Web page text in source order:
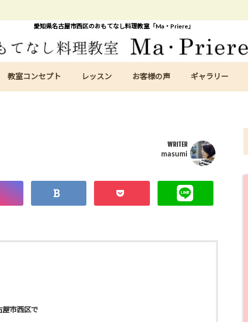
愛知県名古屋市西区のおもてなし料理教室「Ma・Priere」
教室コンセプト レッスン お客様の声 ギャラリー
WRITER
masumi
屋市西区で